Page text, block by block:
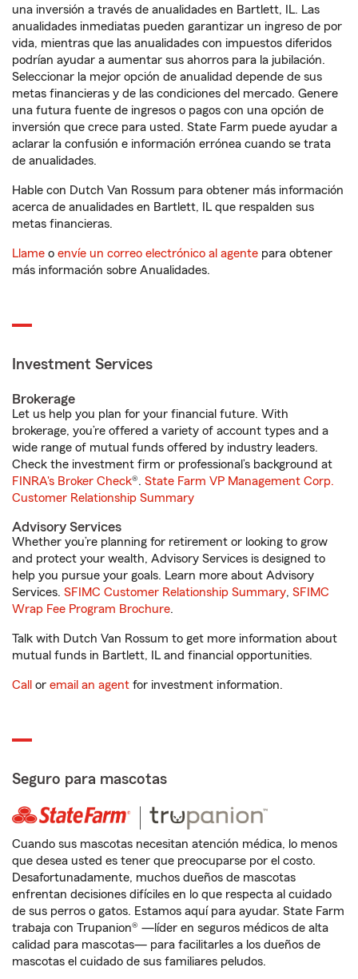
una inversión a través de anualidades en Bartlett, IL. Las
anualidades inmediatas pueden garantizar un ingreso de por
vida, mientras que las anualidades con impuestos diferidos
podrían ayudar a aumentar sus ahorros para la jubilación.
Seleccionar la mejor opción de anualidad depende de sus
metas financieras y de las condiciones del mercado. Genere
una futura fuente de ingresos o pagos con una opción de
inversión que crece para usted. State Farm puede ayudar a
aclarar la confusión e información errónea cuando se trata
de anualidades.
Hable con Dutch Van Rossum para obtener más información
acerca de anualidades en Bartlett, IL que respalden sus
metas financieras.
Llame o envíe un correo electrónico al agente para obtener
más información sobre Anualidades.
Investment Services
Brokerage
Let us help you plan for your financial future. With
brokerage, you’re offered a variety of account types and a
wide range of mutual funds offered by industry leaders.
Check the investment firm or professional’s background at
FINRA's Broker Check®. State Farm VP Management Corp.
Customer Relationship Summary
Advisory Services
Whether you’re planning for retirement or looking to grow
and protect your wealth, Advisory Services is designed to
help you pursue your goals. Learn more about Advisory
Services. SFIMC Customer Relationship Summary, SFIMC
Wrap Fee Program Brochure.
Talk with Dutch Van Rossum to get more information about
mutual funds in Bartlett, IL and financial opportunities.
Call or email an agent for investment information.
Seguro para mascotas
Cuando sus mascotas necesitan atención médica, lo menos
que desea usted es tener que preocuparse por el costo.
Desafortunadamente, muchos dueños de mascotas
enfrentan decisiones difíciles en lo que respecta al cuidado
de sus perros o gatos. Estamos aquí para ayudar. State Farm
trabaja con Trupanion® —líder en seguros médicos de alta
calidad para mascotas— para facilitarles a los dueños de
mascotas el cuidado de sus familiares peludos.